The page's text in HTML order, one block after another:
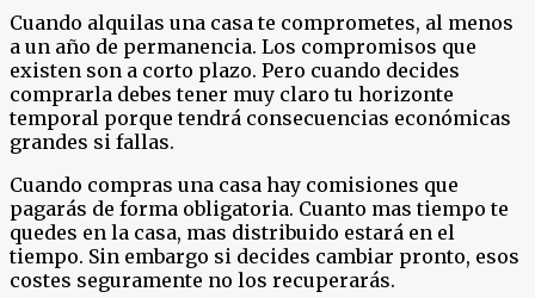
Cuando alquilas una casa te comprometes, al menos
a un año de permanencia. Los compromisos que
existen son a corto plazo. Pero cuando decides
comprarla debes tener muy claro tu horizonte
temporal porque tendrá consecuencias económicas
grandes si fallas.
Cuando compras una casa hay comisiones que
pagarás de forma obligatoria. Cuanto mas tiempo te
quedes en la casa, mas distribuido estará en el
tiempo. Sin embargo si decides cambiar pronto, esos
costes seguramente no los recuperarás.